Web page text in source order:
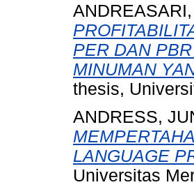
PER DAN
MINUMAN
thesis,
ANDRESS,
LANGUAGE
Universitas